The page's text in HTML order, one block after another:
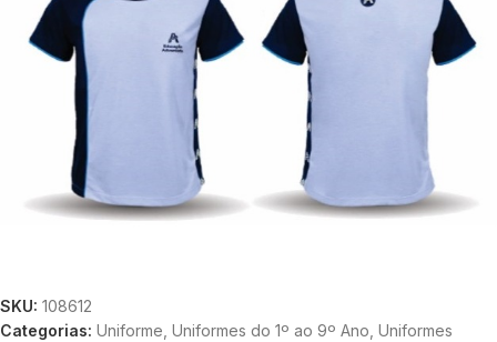
SKU: 108612
Categorias: Uniforme Uniformes do 1º ao 9º Ano Uniformes